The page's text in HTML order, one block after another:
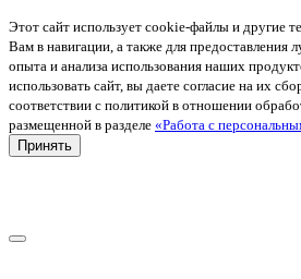
Этот сайт использует cookie-файлы и другие
Вам в навигации, а также для предоставления
опыта и анализа использования наших
использовать сайт, вы даете согласие на их
соответствии с политикой в отношении
размещенной в разделе «Работа с
Принять